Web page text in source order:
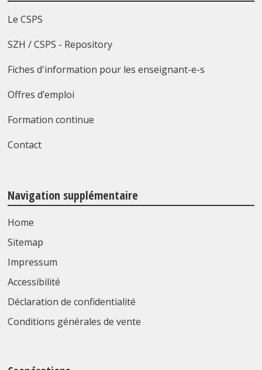
Le CSPS
SZH / CSPS - Repository
Fiches d'information pour les enseignant-e-s
Offres d’emploi
Formation continue
Contact
Navigation supplémentaire
Home
Sitemap
Impressum
Accessibilité
Déclaration de confidentialité
Conditions générales de vente